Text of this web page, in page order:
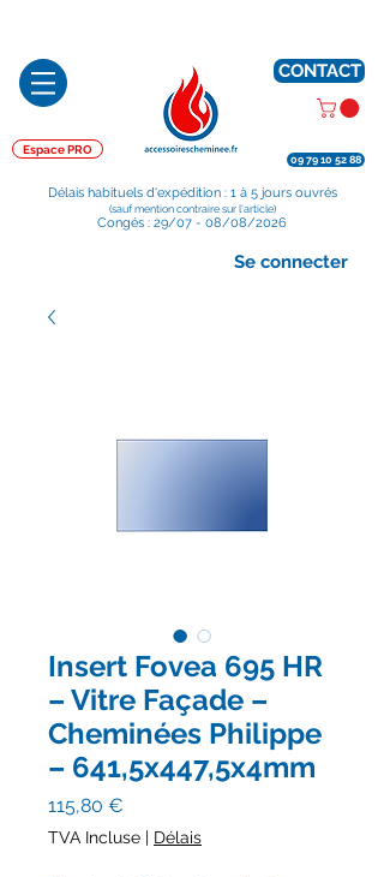
Espace PRO
CONTACT
09 79 10 52 88
Délais habituels d'expédition : 1 à 5 jours ouvrés
(sauf mention contraire sur l'article)
Congés : 29/07 - 08/08/2026
Se connecter
Insert Fovea 695 HR
– Vitre Façade –
Cheminées Philippe
– 641,5x447,5x4mm
115,80 €
TVA Incluse | Délais